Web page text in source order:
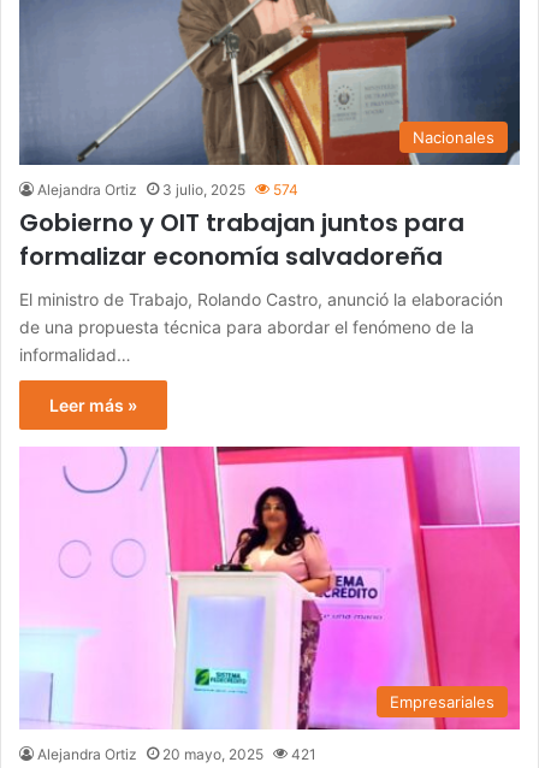
Nacionales
Alejandra Ortiz 3 julio, 2025 574
Gobierno y OIT trabajan juntos para
formalizar economía salvadoreña
El ministro de Trabajo, Rolando Castro, anunció la elaboración
de una propuesta técnica para abordar el fenómeno de la
informalidad…
Leer más »
Empresariales
Alejandra Ortiz 20 mayo, 2025 421